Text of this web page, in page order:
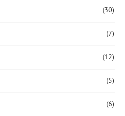
(30)
(7)
(12)
(5)
(6)